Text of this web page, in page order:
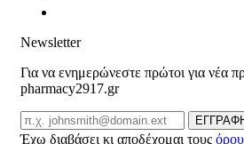
Newsletter
Για να ενημερώνεστε πρώτοι για νέα
pharmacy2917.gr
Email
Έχω διαβάσει κι αποδέχομαι τους